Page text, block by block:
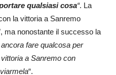
qualsiasi cosa“. La
la vittoria a Sanremo
ma nonostante il successo la
fare qualcosa per
a Sanremo con
“.